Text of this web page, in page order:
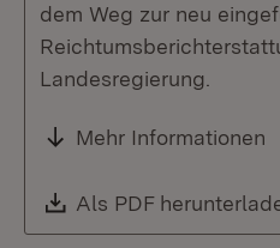
dem Weg zur neu
Landesregierung.
Mehr Informationen
Download:
Als PDF